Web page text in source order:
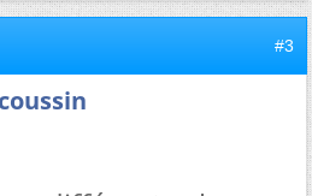
#3
coussin